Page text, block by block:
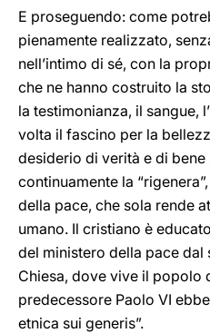
E proseguendo: come
pienamente realizzato,
nell’intimo di sé, con la
che ne hanno costruito la
la testimonianza, il sangue,
volta il fascino per la
desiderio di verità e di
continuamente la
della pace, che sola rende
umano. Il cristiano è
del ministero della pace dal
Chiesa, dove vive il popolo
predecessore Paolo VI
etnica sui generis”.